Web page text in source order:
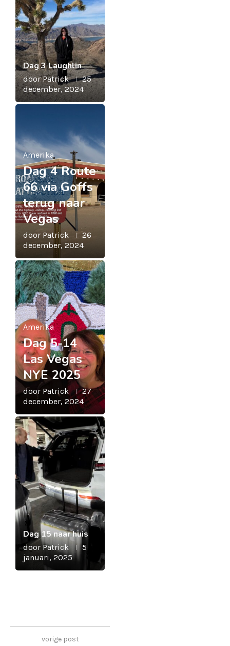
Dag 3 Laughlin
doorPatrick
25
december, 2024
Amerika
Dag 4 Route
66 via Goffs
terug naar
Vegas
door Patrick
26
december, 2024
Amerika
Dag 5-14
Las Vegas
NYE 2025
door Patrick
27
december, 2024
Dag 15 naar huis
doorPatrick
5
januari, 2025
vorige post